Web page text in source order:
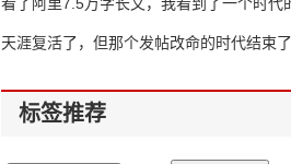
天涯复活了，但那个发帖改命的时代结束了
标签推荐